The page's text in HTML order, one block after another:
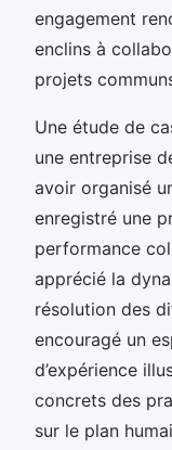
engagement
enclins à
projets
Une étude de
une entreprise
avoir organisé
enregistré une
performance
apprécié la
résolution des
encouragé un
d’expérience
concrets des
sur le plan